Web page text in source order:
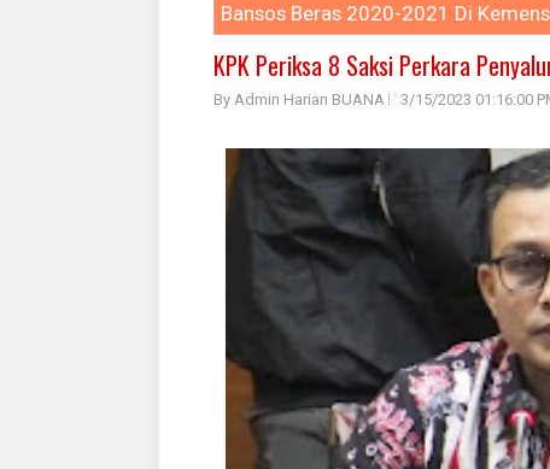
Bansos Beras 2020-2021 Di
KPK Periksa 8 Saksi Perkara
By Admin Harian BUANA 3/15/2023 01:16:00